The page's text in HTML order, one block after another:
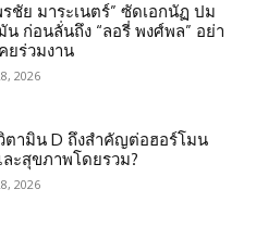
รชัย มาระเนตร์” ซัดเอกนัฏ ปม
น ก่อนลั่นถึง “ลอรี่ พงศ์พล” อย่า
ยร่วมงาน
2026
ามิน D ถึงสำคัญต่อฮอร์โมน
ะสุขภาพโดยรวม?
2026